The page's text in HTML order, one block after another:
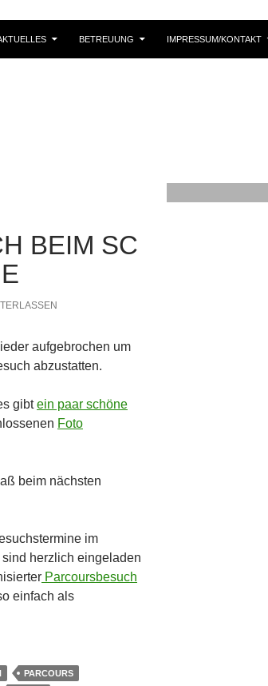
BETREUUNG IMPRESSUM/KONTAKT
BEIM SC
aufgebrochen um
abzustatten.
gibtein paar schöne
Foto
beim nächsten
im
herzlich eingeladen
Parcoursbesuch
einfach als
PARCOURS